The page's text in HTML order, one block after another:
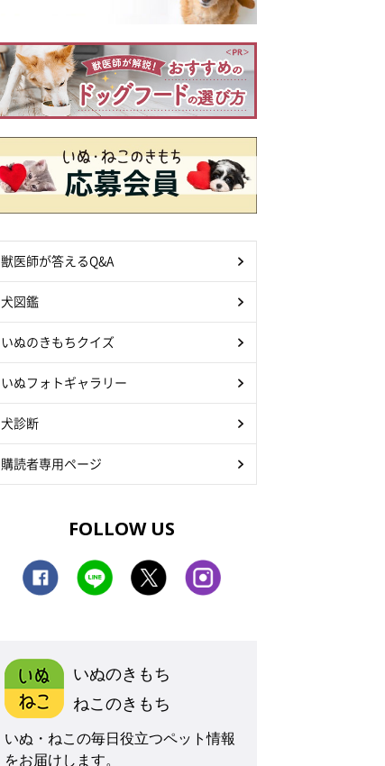
獣医師が答えるQ&A
犬図鑑
いぬのきもちクイズ
いぬフォトギャラリー
犬診断
購読者専用ページ
FOLLOW US
いぬのきもち
ねこのきもち
いぬ・ねこの毎日役立つペット情報
をお届けします。